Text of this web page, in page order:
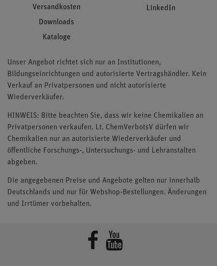
Versandkosten
Downloads
Kataloge
LinkedIn
Unser Angebot richtet sich nur an Institutionen,
Bildungseinrichtungen und autorisierte Vertragshändler. Kein
Verkauf an Privatpersonen und nicht autorisierte
Wiederverkäufer.
HINWEIS: Bitte beachten Sie, dass wir keine Chemikalien an
Privatpersonen verkaufen. Lt. ChemVerbotsV dürfen wir
Chemikalien nur an autorisierte Wiederverkäufer und
öffentliche Forschungs-, Untersuchungs- und Lehranstalten
abgeben.
Die angegebenen Preise und Angebote gelten nur innerhalb
Deutschlands und nur für Webshop-Bestellungen. Änderungen
und Irrtümer vorbehalten.